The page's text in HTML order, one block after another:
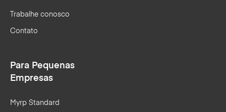
Trabalhe conosco
Contato
Para Pequenas
Empresas
Myrp Standard